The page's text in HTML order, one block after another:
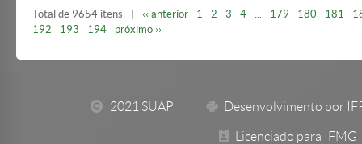
Total de 9654 itens ‹‹ anterior 1 2 3 4 ... 179 180 181
192
193 194 próximo ››
2021 SUAP Desenvolvimento por
Licenciado para IFMG